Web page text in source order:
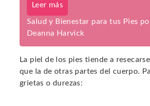
Leer más
Salud y Bienestar para tus Pies
Deanna Harvick
La piel de los pies tiende a
que la de otras partes del cuerpo.
grietas o durezas: